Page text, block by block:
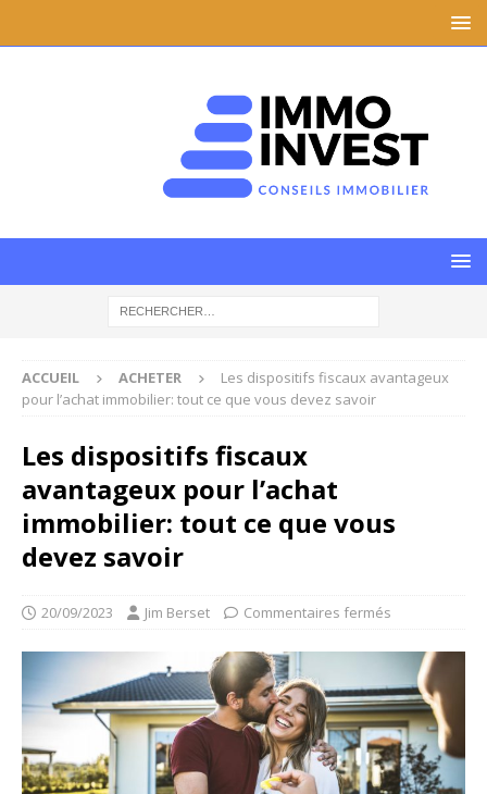
ACCUEIL ACHETER
Les dispositifs fiscaux avantageux
pour l’achat immobilier: tout ce que vous devez savoir
Les dispositifs fiscaux
avantageux pour l’achat
immobilier: tout ce que vous
devez savoir
20/09/2023 Jim Berset Commentaires fermés